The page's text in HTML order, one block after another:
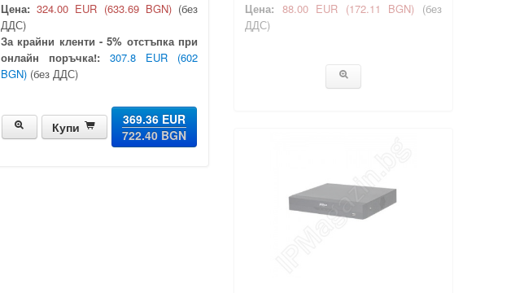
Цена: 324.00 EUR (633.69 BGN)(без
ДДС)
За крайни кленти - 5% отстъпка при
онлайн поръчка!:
307.8 EUR
(602
BGN) (без ДДС)
Купи
369.36 EUR
722.40 BGN
Цена: 88.00 EUR (172.11 BGN) (без
ДДС)